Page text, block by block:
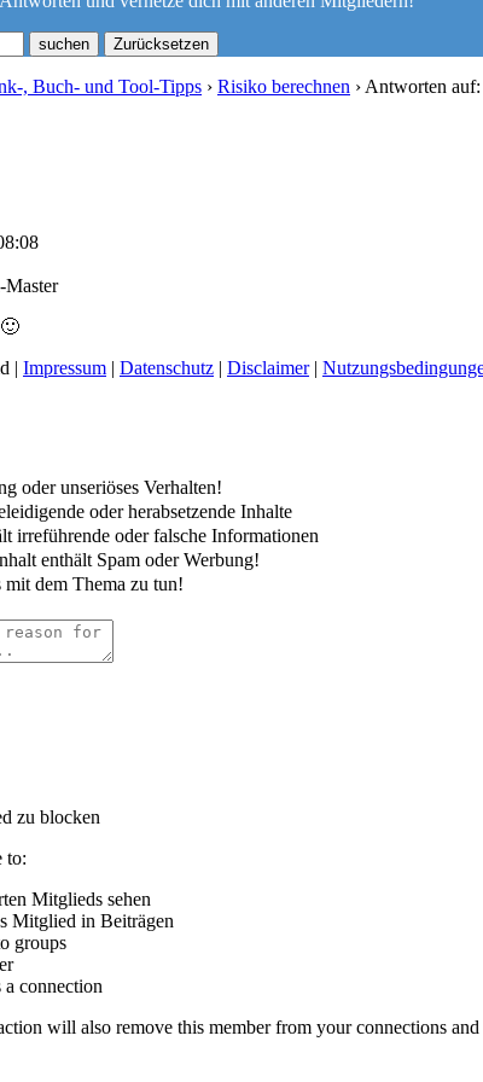
Zurücksetzen
, Buch- und Tool-Tipps › Risiko berechnen › Antworten
Master
| Impressum | Datenschutz | Disclaimer|
oder unseriöses Verhalten!
oder herabsetzende Inhalte
irreführende oder falsche Informationen
enthält Spam oder Werbung!
mit dem Thema zu tun!
zu blocken
to:
Mitglieds sehen
Mitglied in Beiträgen
groups
a connection
will also remove this member from your connections